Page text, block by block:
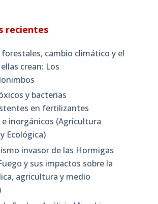
recientes
cambio climático y el
crean: Los
y bacterias
en fertilizantes
inorgánicos (Agricultura
Ecológica)
invasor de las Hormigas
y sus impactos sobre la
agricultura y medio